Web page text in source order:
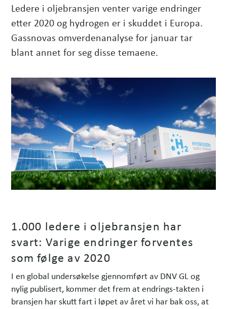
Ledere i oljebransjen venter varige endringer
etter 2020 og hydrogen er i skuddet i Europa.
Gassnovas omverdenanalyse for januar tar
blant annet for seg disse temaene.
1.000 ledere i oljebransjen har
svart: Varige endringer forventes
som følge av 2020
I en global undersøkelse gjennomført av DNV GL og
nylig publisert, kommer det frem at endrings-takten i
bransjen har skutt fart i løpet av året vi har bak oss, at